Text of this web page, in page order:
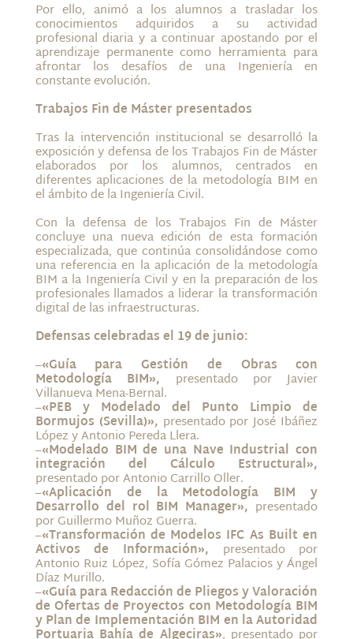
Por ello, animó a los alumnos a trasladar los
conocimientos adquiridos a su actividad
profesional diaria y a continuar apostando por el
aprendizaje permanente como herramienta para
afrontar los desafíos de una Ingeniería en
constante evolución.
Trabajos Fin de Máster presentados
Tras la intervención institucional se desarrolló la
exposición y defensa de los Trabajos Fin de Máster
elaborados por los alumnos, centrados en
diferentes aplicaciones de la metodología BIM en
el ámbito de la Ingeniería Civil.
Con la defensa de los Trabajos Fin de Máster
concluye una nueva edición de esta formación
especializada, que continúa consolidándose como
una referencia en la aplicación de la metodología
BIM a la Ingeniería Civil y en la preparación de los
profesionales llamados a liderar la transformación
digital de las infraestructuras.
Defensas celebradas el 19 de junio:
–«Guía para Gestión de Obras con
Metodología BIM», presentado por Javier
Villanueva Mena-Bernal.
–«PEB y Modelado del Punto Limpio de
Bormujos (Sevilla)», presentado por José Ibáñez
López y Antonio Pereda Llera.
–«Modelado BIM de una Nave Industrial con
integración del Cálculo Estructural»,
presentado por Antonio Carrillo Oller.
–«Aplicación de la Metodología BIM y
Desarrollo del rol BIM Manager», presentado
por Guillermo Muñoz Guerra.
–«Transformación de Modelos IFC As Built en
Activos de Información», presentado por
Antonio Ruiz López, Sofía Gómez Palacios y Ángel
Díaz Murillo.
–«Guía para Redacción de Pliegos y Valoración
de Ofertas de Proyectos con Metodología BIM
y Plan de Implementación BIM en la Autoridad